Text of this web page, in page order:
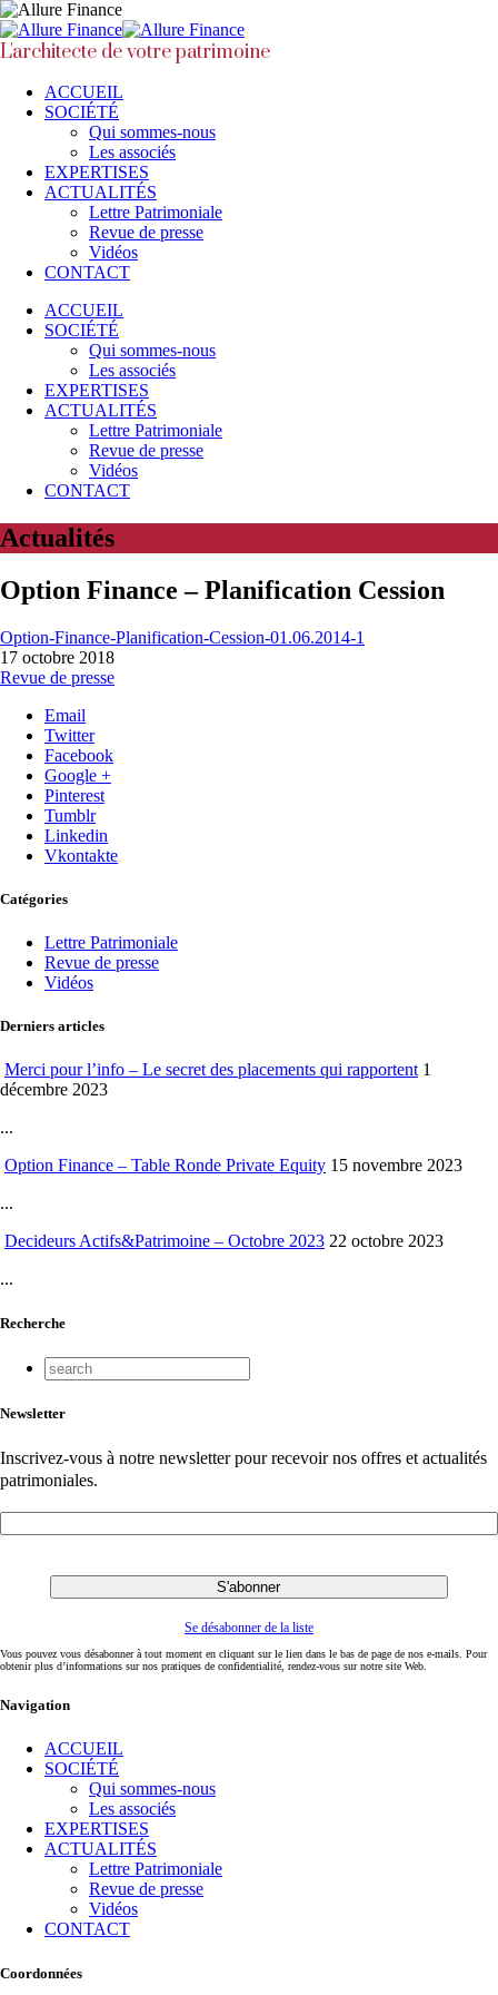
L'architecte de votre patrimoine
ACCUEIL
SOCIÉTÉ
Qui sommes-nous
Les associés
EXPERTISES
ACTUALITÉS
Lettre Patrimoniale
Revue de presse
Vidéos
CONTACT
ACCUEIL
SOCIÉTÉ
Qui sommes-nous
Les associés
EXPERTISES
ACTUALITÉS
Lettre Patrimoniale
Revue de presse
Vidéos
CONTACT
Actualités
Option Finance – Planification Cession
Option-Finance-Planification-Cession-01.06.2014-1
17 octobre 2018
Revue de presse
Email
Twitter
Facebook
Google +
Pinterest
Tumblr
Linkedin
Vkontakte
Catégories
Lettre Patrimoniale
Revue de presse
Vidéos
Derniers articles
Merci pour l’info – Le secret des placements qui rapportent 1
décembre 2023
...
Option Finance – Table Ronde Private Equity 15 novembre 2023
...
Decideurs Actifs&Patrimoine – Octobre 2023 22 octobre 2023
...
Recherche
Newsletter
Inscrivez-vous à notre newsletter pour recevoir nos offres et actualités
patrimoniales.
Se désabonner de la liste
Vous pouvez vous désabonner à tout moment en cliquant sur le lien dans le bas de page de nos e-mails. Pour
obtenir plus d’informations sur nos pratiques de confidentialité, rendez-vous sur notre site Web.
Navigation
ACCUEIL
SOCIÉTÉ
Qui sommes-nous
Les associés
EXPERTISES
ACTUALITÉS
Lettre Patrimoniale
Revue de presse
Vidéos
CONTACT
Coordonnées